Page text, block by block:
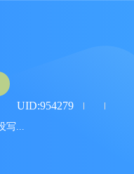
UID:954279
写...